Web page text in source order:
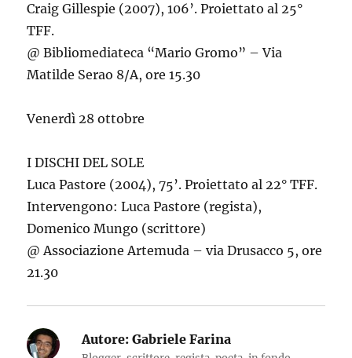
Craig Gillespie (2007), 106’. Proiettato al 25°
TFF.
@ Bibliomediateca “Mario Gromo” – Via
Matilde Serao 8/A, ore 15.30
Venerdì 28 ottobre
I DISCHI DEL SOLE
Luca Pastore (2004), 75’. Proiettato al 22° TFF.
Intervengono: Luca Pastore (regista),
Domenico Mungo (scrittore)
@ Associazione Artemuda – via Drusacco 5, ore
21.30
Autore: Gabriele Farina